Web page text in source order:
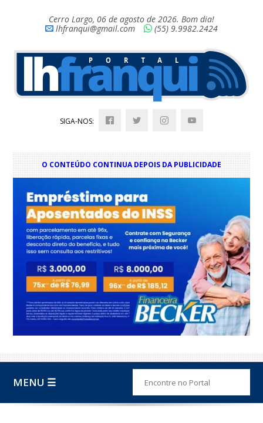
Cerro Largo, 06 de agosto de 2026. Bom dia!
lhfranqui@gmail.com
(55) 9.9982.2424
SIGA-NOS:
O CONTEÚDO CONTINUA DEPOIS DA PUBLICIDADE
MENU ☰